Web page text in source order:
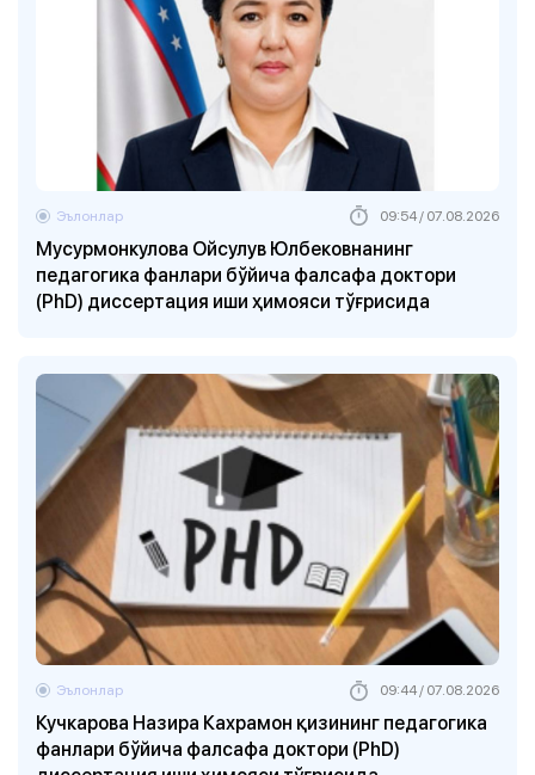
Мусурмонкулова Ойсулув Юлбековнанинг
педагогика фанлари бўйича фалсафа доктори
(PhD) диссертация иши ҳимояси тўғрисида
Эълонлар 09:54 / 07.08.2026
Кучкарова Назира Кахрамон қизининг педагогика
фанлари бўйича фалсафа доктори (PhD)
Эълонлар 09:44 / 07.08.2026